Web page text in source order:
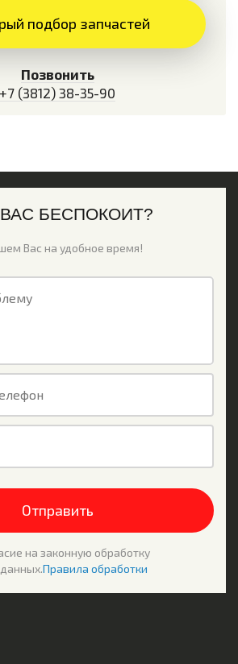
подбор запчастей
Позвонить
+7 (3812) 38-35-90
БЕСПОКОИТ?
Вас на удобное время!
Отправить
на законную обработку
Правила обработки